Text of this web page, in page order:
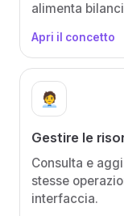
alimenta
Apri il concetto
🧑‍💼
Gestire le
Consulta e
stesse
interfaccia.